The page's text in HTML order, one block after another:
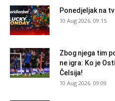
Ponedjeljak na
10 Aug 2026. 09:15
Zbog njega tim
ne igra: Ko je
Čelsija!
10 Aug 2026. 09:09